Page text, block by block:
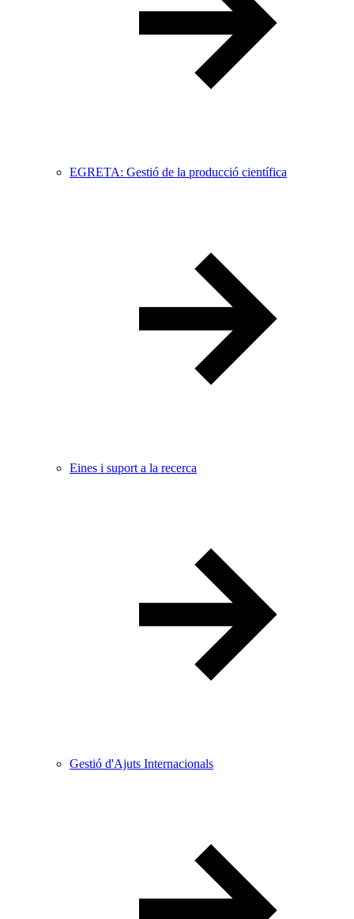
EGRETA: Gestió de la producció científica
Eines i suport a la recerca
Gestió d'Ajuts Internacionals